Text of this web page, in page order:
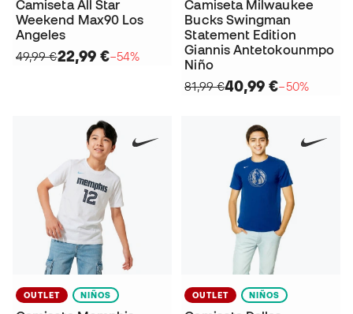
Camiseta All Star
Weekend Max90 Los
Angeles
49,99 €22,99 €−54%
Camiseta Milwaukee
Bucks Swingman
Statement Edition
Giannis Antetokounmpo
Niño
81,99 €40,99 €−50%
OUTLET NIÑOS OUTLET NIÑOS